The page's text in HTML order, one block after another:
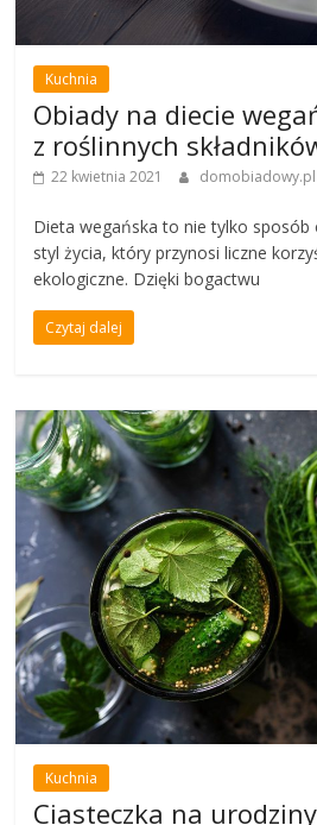
Kuchnia
Obiady na diecie
z roślinnych
22 kwietnia 2021 domobiadowy.pl
Dieta wegańska to nie tylko sposób
styl życia, który przynosi liczne
ekologiczne. Dzięki bogactwu
Czytaj dalej
Kuchnia
Ciasteczka na